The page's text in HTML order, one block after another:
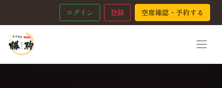
ログイン 登録 空席確認・予約する